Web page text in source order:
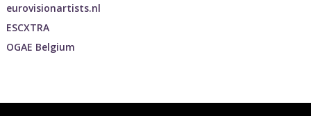
eurovisionartists.nl
ESCXTRA
OGAE Belgium